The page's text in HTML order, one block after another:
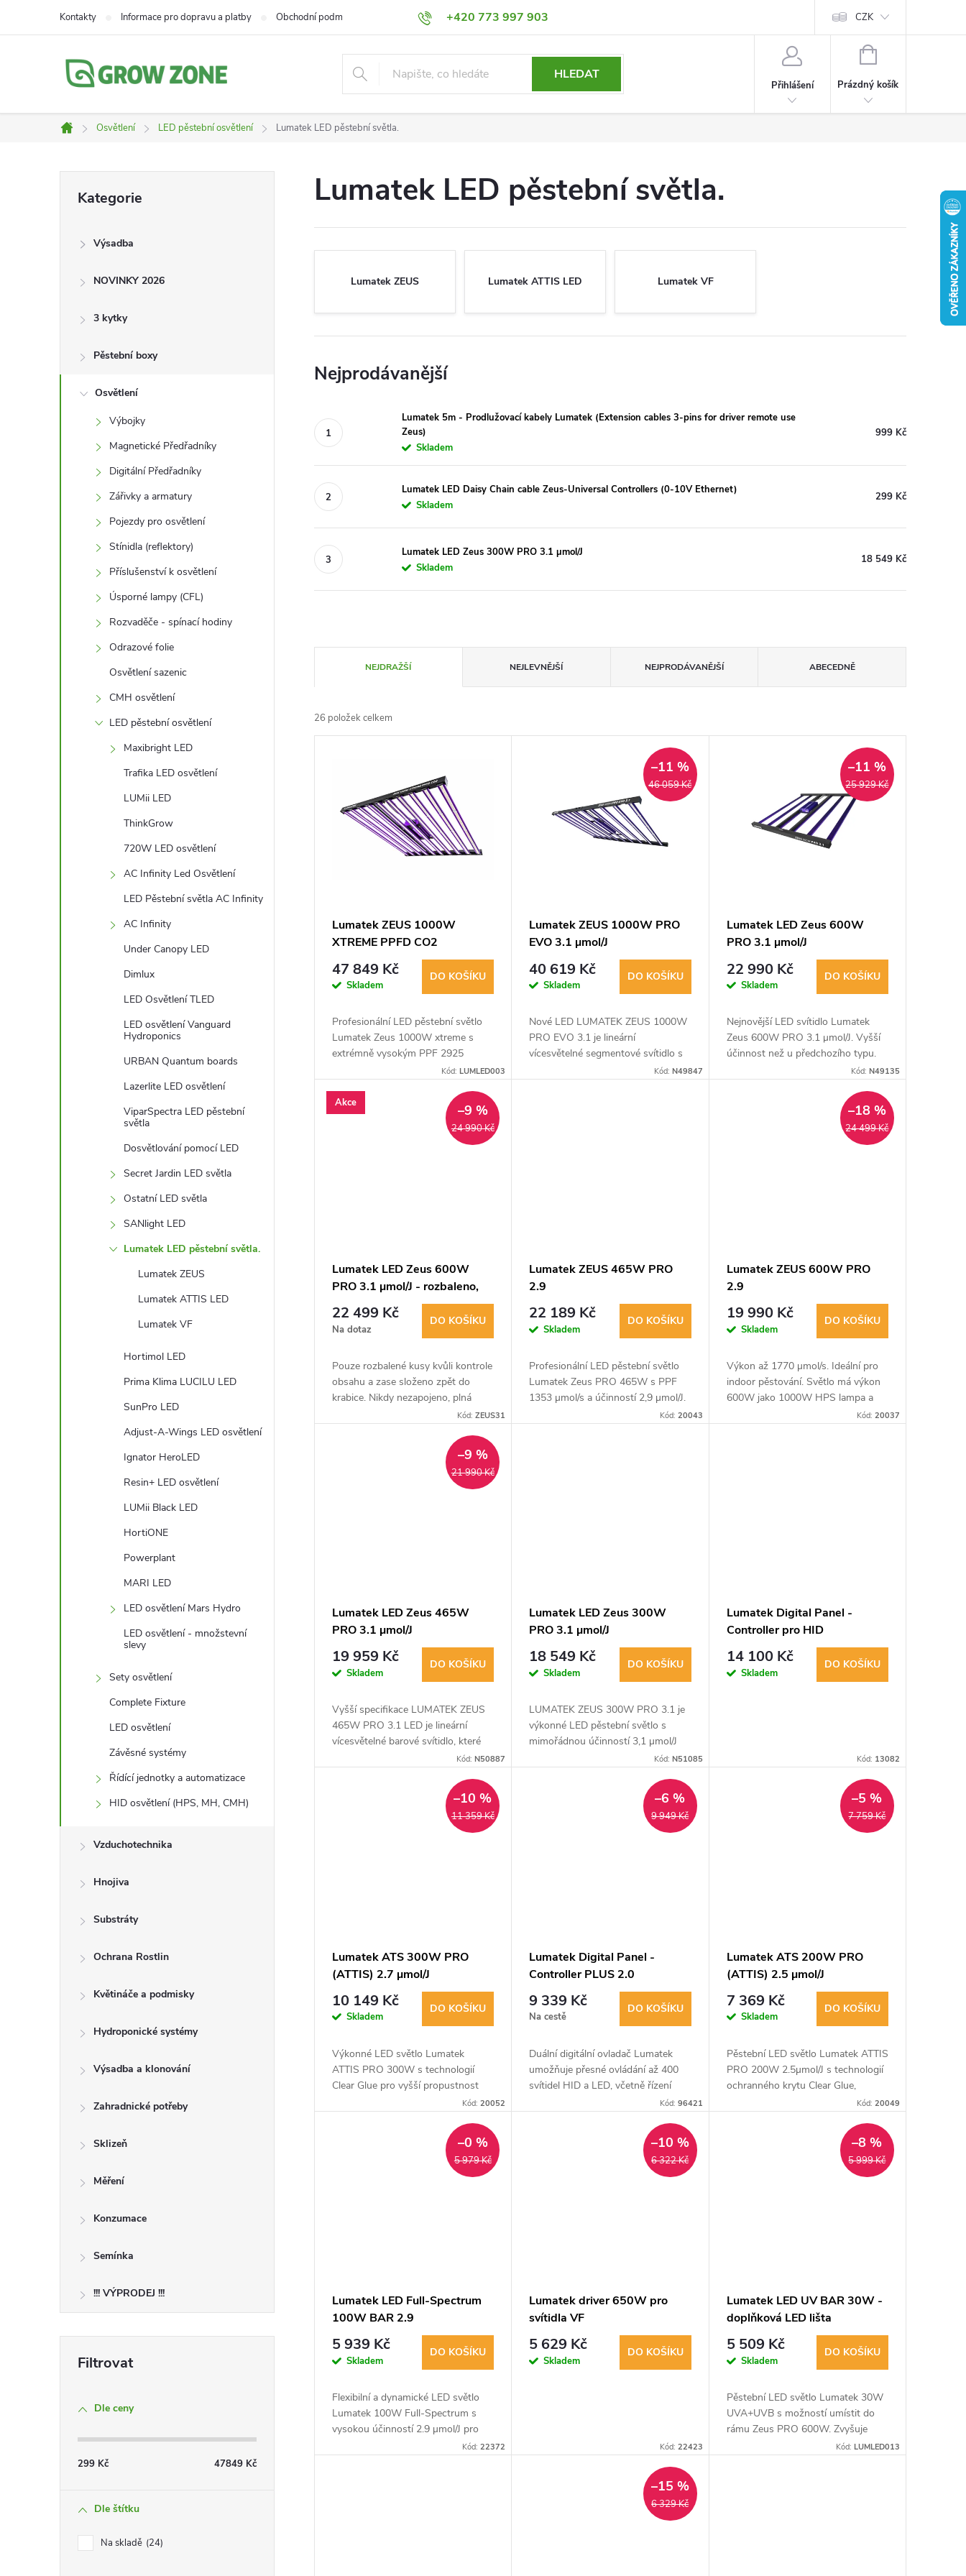
+420 773 997 903
Kontakty Informace pro dopravu a platby Obchodní podmínky Výměna a Vrácení Podmínky ochrany osobních údajů CZK
HLEDAT
Přihlášení
NÁKUPNÍ
Prázdný košík
Domů
Osvětlení LED pěstební osvětlení Lumatek LED pěstební světla.
a
kategorie
Kategorie
Výsadba
NOVINKY 2026
3 kytky
Pěstební boxy
Osvětlení
Výbojky
Magnetické Předřadníky
Digitální Předřadníky
Zářivky a armatury
Pojezdy pro osvětlení
Stínidla (reflektory)
Příslušenství k osvětlení
Úsporné lampy (CFL)
Rozvaděče - spínací hodiny
Odrazové folie
Osvětlení sazenic
CMH osvětlení
LED pěstební osvětlení
Maxibright LED
Trafika LED osvětlení
LUMii LED
ThinkGrow
720W LED osvětlení
AC Infinity Led Osvětlení
LED Pěstební světla AC Infinity
AC Infinity
Under Canopy LED
Dimlux
LED Osvětlení TLED
LED osvětlení Vanguard
Hydroponics
URBAN Quantum boards
Lazerlite LED osvětlení
ViparSpectra LED pěstební
světla
Dosvětlování pomocí LED
Secret Jardin LED světla
Ostatní LED světla
SANlight LED
Lumatek LED pěstební světla.
Lumatek ZEUS
Lumatek ATTIS LED
Lumatek VF
Hortimol LED
Prima Klima LUCILU LED
SunPro LED
Adjust-A-Wings LED osvětlení
Ignator HeroLED
Resin+ LED osvětlení
LUMii Black LED
HortiONE
Powerplant
MARI LED
LED osvětlení Mars Hydro
LED osvětlení - množstevní
slevy
Sety osvětlení
Complete Fixture
LED osvětlení
Závěsné systémy
Řídící jednotky a automatizace
HID osvětlení (HPS, MH, CMH)
Vzduchotechnika
Hnojiva
Substráty
Ochrana Rostlin
Květináče a podmisky
Hydroponické systémy
Výsadba a klonování
Zahradnické potřeby
Sklizeň
Měření
Konzumace
Semínka
!!! VÝPRODEJ !!!
Dle ceny
299 Kč 47849 Kč
Dle štítku
Na skladě 24
Lumatek LED pěstební světla.
Lumatek ZEUS Lumatek ATTIS LED Lumatek VF
Nejprodávanější
Lumatek 5m - Prodlužovací kabely Lumatek (Extension cables 3-pins for driver remote use
Zeus)
Skladem
999 Kč
Lumatek LED Daisy Chain cable Zeus-Universal Controllers (0-10V Ethernet)
Skladem
299 Kč
Lumatek LED Zeus 300W PRO 3.1 µmol/J
Skladem
18 549 Kč
a
z
NEJDRAŽŠÍ NEJLEVNĚJŠÍ NEJPRODÁVANĚJŠÍ ABECEDNĚ
26 položek celkem
u
k
Lumatek ZEUS 1000W
XTREME PPFD CO2
47 849 Kč
Skladem
DO KOŠÍKU
Profesionální LED pěstební světlo
Lumatek Zeus 1000W xtreme s
extrémně vysokým PPF 2925
µmol/s a účinností 2,9 µmol/J.
pěstování. Možnost...
Kód:LUMLED003
46 059 Kč
–11 %
Lumatek ZEUS 1000W PRO
EVO 3.1 µmol/J
40 619 Kč
Skladem
DO KOŠÍKU
Nové LED LUMATEK ZEUS 1000W
PRO EVO 3.1 je lineární
vícesvětelné segmentové svítidlo s
deseti tyčemi a extrémně vysokou
Kód: N49847
25 929 Kč
–11 %
Lumatek LED Zeus 600W
PRO 3.1 µmol/J
22 990 Kč
Skladem
DO KOŠÍKU
Nejnovější LED svítidlo Lumatek
Zeus 600W PRO 3.1 μmol/J. Vyšší
účinnost než u předchozího typu.
Kód: N49135
Akce
24 990 Kč
–9 %
Lumatek LED Zeus 600W
PRO 3.1 µmol/J - rozbaleno,
nepoužitý kus
22 499 Kč
Na dotaz
DO KOŠÍKU
Pouze rozbalené kusy kvůli kontrole
obsahu a zase složeno zpět do
krabice. Nikdy nezapojeno, plná
záruka. Skladem omezený počet ks.
Kód:ZEUS31
Lumatek ZEUS 465W PRO
2.9
22 189 Kč
Skladem
DO KOŠÍKU
Profesionální LED pěstební světlo
Lumatek Zeus PRO 465W s PPF
1353 µmol/s a účinností 2,9 µmol/J.
Stmívatelné, s vysokou odolností
Kód: 20043
24 499 Kč
–18 %
Lumatek ZEUS 600W PRO
2.9
19 990 Kč
Skladem
DO KOŠÍKU
Výkon až 1770 µmol/s. Ideální pro
indoor pěstování. Světlo má výkon
600W jako 1000W HPS lampa a
Kód: 20037
21 990 Kč
–9 %
Lumatek LED Zeus 465W
PRO 3.1 µmol/J
19 959 Kč
Skladem
DO KOŠÍKU
Vyšší specifikace LUMATEK ZEUS
465W PRO 3.1 LED je lineární
vícesvětelné barové svítidlo, které
produkuje velmi vysokou úroveň
Kód:N50887
Lumatek LED Zeus 300W
PRO 3.1 µmol/J
18 549 Kč
Skladem
DO KOŠÍKU
LUMATEK ZEUS 300W PRO 3.1 je
výkonné LED pěstební světlo s
mimořádnou účinností 3,1 µmol/J
Kód: N51085
Lumatek Digital Panel -
Controller pro HID
14 100 Kč
Skladem
DO KOŠÍKU
Kód: 13082
11 359 Kč
–10 %
Lumatek ATS 300W PRO
(ATTIS) 2.7 µmol/J
10 149 Kč
Skladem
DO KOŠÍKU
Výkonné LED světlo Lumatek
ATTIS PRO 300W s technologií
Clear Glue pro vyšší propustnost
světla, delší životnost a odolnost.
Kód:20052
9 949 Kč
–6 %
Lumatek Digital Panel -
Controller PLUS 2.0
(HID+LED)
9 339 Kč
Na cestě
DO KOŠÍKU
Duální digitální ovladač Lumatek
umožňuje přesné ovládání až 400
svítidel HID a LED, včetně řízení
teploty, stmívání, času a intenzity
Kód: 96421
7 759 Kč
–5 %
Lumatek ATS 200W PRO
(ATTIS) 2.5 µmol/J
7 369 Kč
Skladem
DO KOŠÍKU
Pěstební LED světlo Lumatek ATTIS
PRO 200W 2.5µmol/J s technologií
ochranného krytu Clear Glue,
vysoce kvalitními ovladači Lumatek
Kód: 20049
5 979 Kč
–0 %
Lumatek LED Full-Spectrum
100W BAR 2.9
5 939 Kč
Skladem
DO KOŠÍKU
Flexibilní a dynamické LED světlo
Lumatek 100W Full-Spectrum s
vysokou účinností 2.9 µmol/J pro
Kód:22372
6 322 Kč
–10 %
Lumatek driver 650W pro
svítidla VF
5 629 Kč
Skladem
DO KOŠÍKU
Kód: 22423
5 999 Kč
–8 %
Lumatek LED UV BAR 30W -
doplňková LED lišta
5 509 Kč
Skladem
DO KOŠÍKU
Pěstební LED světlo Lumatek 30W
UVA+UVB s možností umístit do
rámu Zeus PRO 600W. Zvyšuje
obsah surovin o 30 %, kontroluje
Kód: LUMLED013
6 329 Kč
–15 %